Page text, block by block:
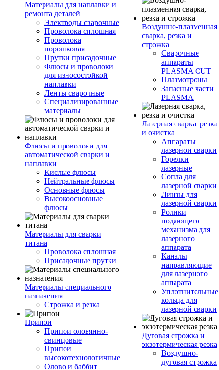
Материалы для наплавки и
ремонта деталей
Электроды сварочные
Проволока сплошная
Проволока
порошковая
Прутки присадочные
Флюсы и проволоки
для износостойкой
наплавки
Ленты сварочные
Специализированные
материалы
Флюсы и проволоки для
автоматической сварки и
наплавки
Кислые флюсы
Нейтральные флюсы
Основные флюсы
Высокоосновные
флюсы
Материалы для сварки
титана
Проволока сплошная
Присадочные прутки
Материалы специального
назначения
Строжка и резка
Припои
Припои оловянно-
свинцовые
Припои
высокотехнологичные
Олово и баббит
Воздушно-плазменная
сварка, резка и
строжка
Сварочные
аппараты
PLASMA CUT
Плазмотроны
Запасные части
PLASMA
Лазерная сварка, резка
и очистка
Аппараты
лазерной сварки
Горелки
лазерные
Сопла для
лазерной сварки
Линзы для
лазерной сварки
Ролики
подающего
механизма для
лазерного
аппарата
Каналы
направляющие
для лазерного
аппарата
Уплотнительные
кольца для
лазерной сварки
Дуговая строжка и
экзотермическая резка
Воздушно-
дуговая строжка